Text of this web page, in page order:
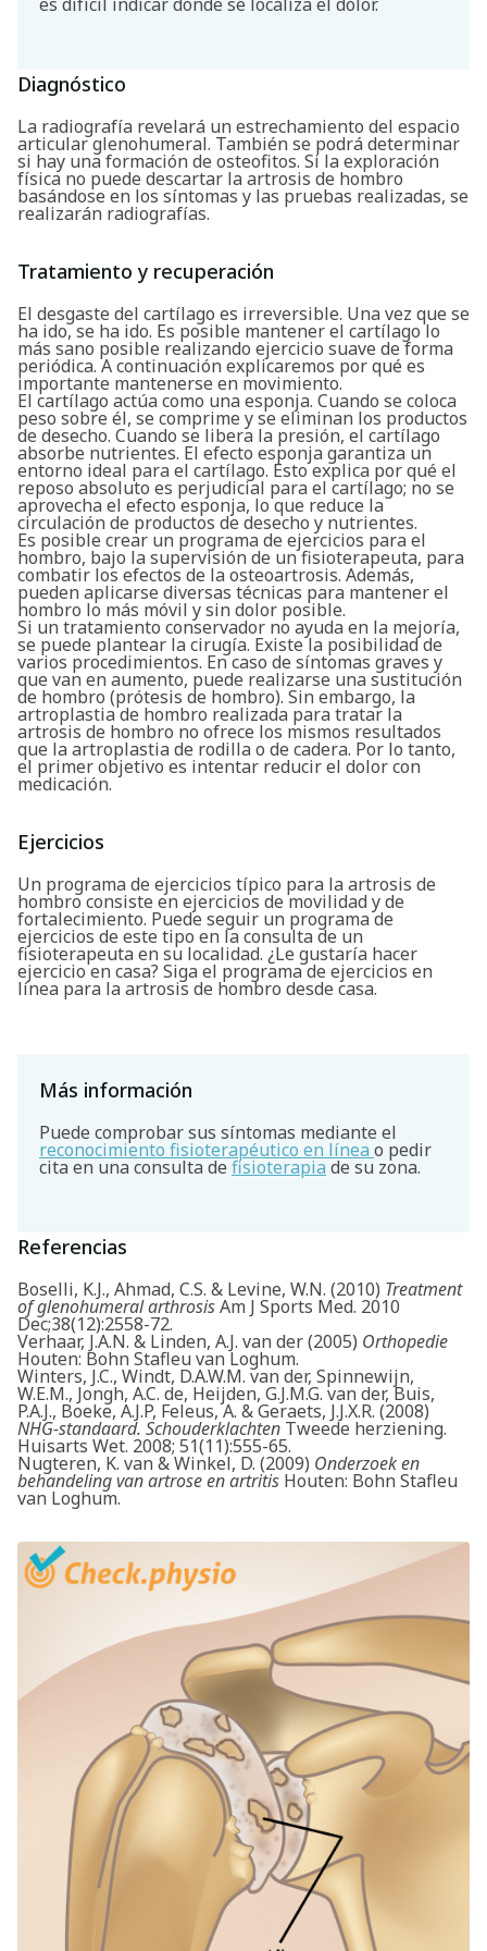
Buscar
Diagnóstico
La radiografía revelará un estrechamiento del espacio
articular glenohumeral. También se podrá determinar
si hay una formación de osteofitos. Si la exploración
física no puede descartar la artrosis de hombro
basándose en los síntomas y las pruebas realizadas, se
realizarán radiografías.
Tratamiento y recuperación
El desgaste del cartílago es irreversible. Una vez que se
ha ido, se ha ido. Es posible mantener el cartílago lo
más sano posible realizando ejercicio suave de forma
periódica. A continuación explicaremos por qué es
importante mantenerse en movimiento.
El cartílago actúa como una esponja. Cuando se coloca
peso sobre él, se comprime y se eliminan los productos
de desecho. Cuando se libera la presión, el cartílago
absorbe nutrientes. El efecto esponja garantiza un
entorno ideal para el cartílago. Esto explica por qué el
reposo absoluto es perjudicial para el cartílago; no se
aprovecha el efecto esponja, lo que reduce la
circulación de productos de desecho y nutrientes.
Es posible crear un programa de ejercicios para el
hombro, bajo la supervisión de un fisioterapeuta, para
combatir los efectos de la osteoartrosis. Además,
pueden aplicarse diversas técnicas para mantener el
hombro lo más móvil y sin dolor posible.
Si un tratamiento conservador no ayuda en la mejoría,
se puede plantear la cirugía. Existe la posibilidad de
varios procedimientos. En caso de síntomas graves y
que van en aumento, puede realizarse una sustitución
de hombro (prótesis de hombro). Sin embargo, la
artroplastia de hombro realizada para tratar la
artrosis de hombro no ofrece los mismos resultados
que la artroplastia de rodilla o de cadera. Por lo tanto,
el primer objetivo es intentar reducir el dolor con
medicación.
Ejercicios
Un programa de ejercicios típico para la artrosis de
hombro consiste en ejercicios de movilidad y de
fortalecimiento. Puede seguir un programa de
ejercicios de este tipo en la consulta de un
fisioterapeuta en su localidad. ¿Le gustaría hacer
ejercicio en casa? Siga el programa de ejercicios en
línea para la artrosis de hombro desde casa.
Más información
Puede comprobar sus síntomas mediante el
reconocimiento fisioterapéutico en línea o pedir
cita en una consulta de fisioterapia de su zona.
Referencias
Boselli, K.J., Ahmad, C.S. & Levine, W.N. (2010) Treatment
of glenohumeral arthrosisAm J Sports Med. 2010
Dec;38(12):2558-72.
Verhaar, J.A.N. & Linden, A.J. van der (2005) Orthopedie
Houten: Bohn Stafleu van Loghum.
Winters, J.C., Windt, D.A.W.M. van der, Spinnewijn,
W.E.M., Jongh, A.C. de, Heijden, G.J.M.G. van der, Buis,
P.A.J., Boeke, A.J.P, Feleus, A. & Geraets, J.J.X.R. (2008)
NHG-standaard. Schouderklachten Tweede herziening.
Huisarts Wet. 2008; 51(11):555-65.
Nugteren, K. van & Winkel, D. (2009) Onderzoek en
behandeling van artrose en artritis Houten: Bohn Stafleu
van Loghum.